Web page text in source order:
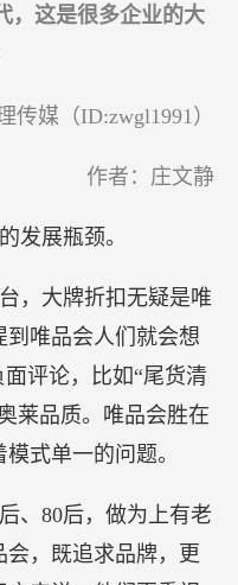
，这是很多企业的大
传媒（ID:zwgl1991）
作者：庄文静
发展瓶颈。
，大牌折扣无疑是唯
唯品会人们就会想
评论，比如“尾货清
莱品质。唯品会胜在
式单一的问题。
、80后，做为上有老
会，既追求品牌，更